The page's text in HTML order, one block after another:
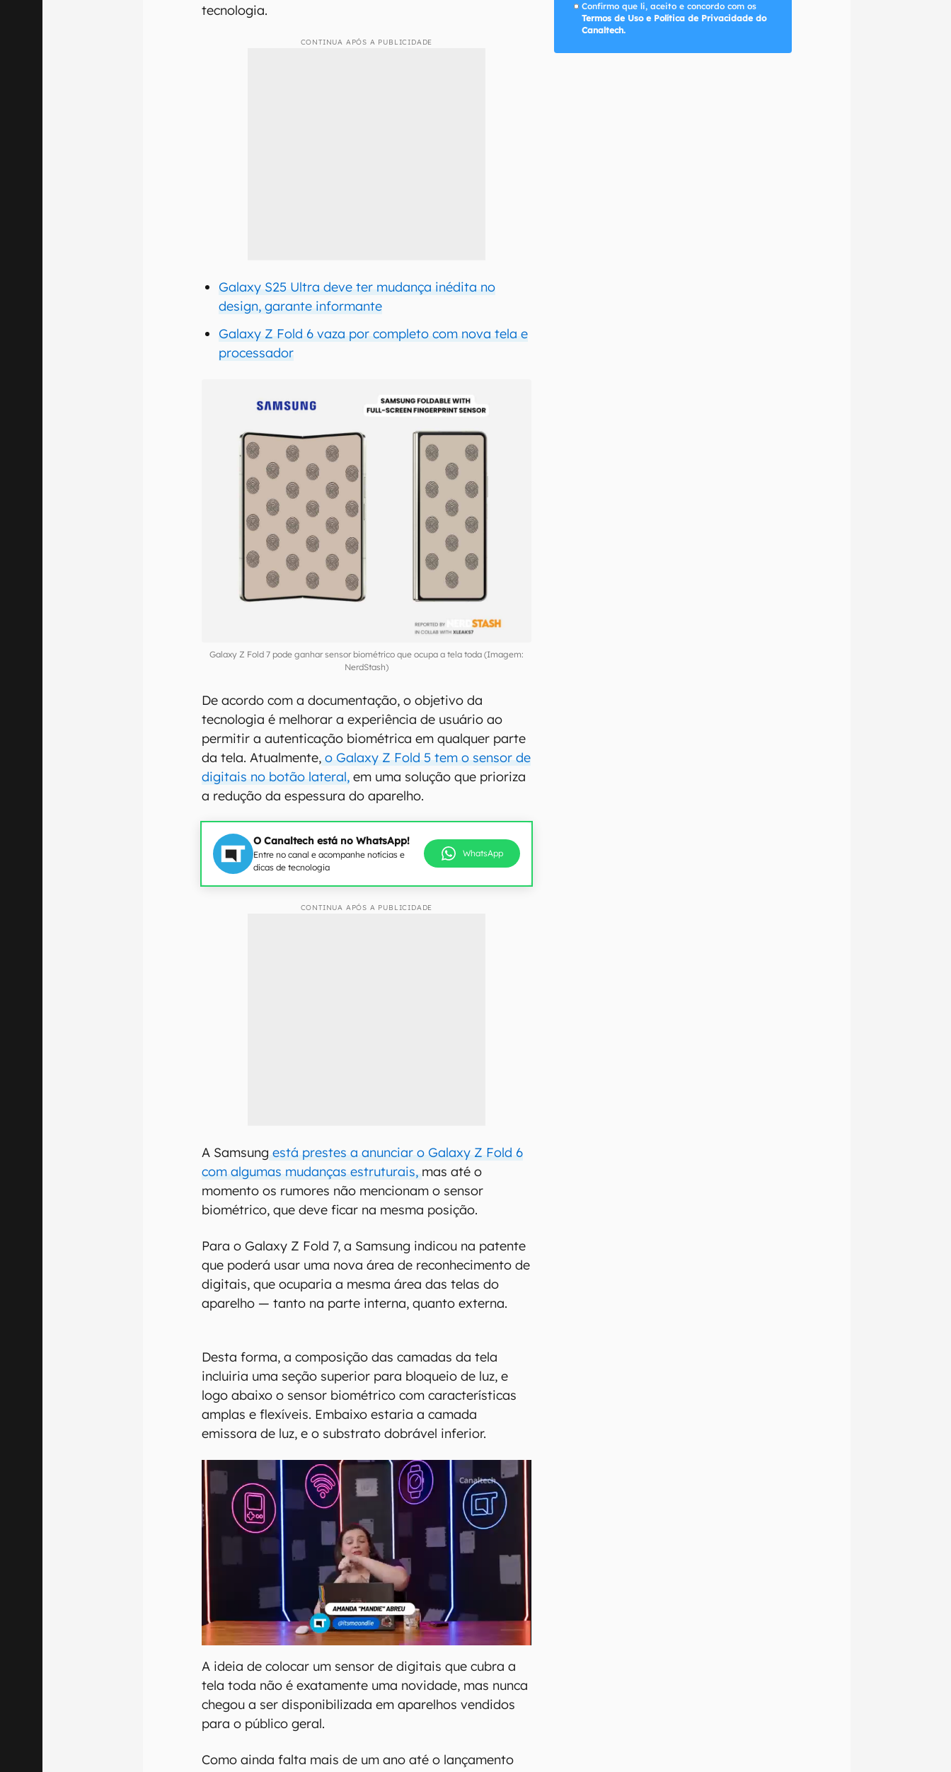
tecnologia.
CONTINUA APÓS A PUBLICIDADE
Galaxy S25 Ultra deve ter mudança inédita no
design, garante informante
Galaxy Z Fold 6 vaza por completo com nova tela e
processador
Galaxy Z Fold 7 pode ganhar sensor biométrico que ocupa a tela toda (Imagem:
NerdStash)
De acordo com a documentação, o objetivo da
tecnologia é melhorar a experiência de usuário ao
permitir a autenticação biométrica em qualquer parte
da tela. Atualmente, o Galaxy Z Fold 5 tem o sensor de
digitais no botão lateral, em uma solução que prioriza
a redução da espessura do aparelho.
O Canaltech está no WhatsApp!
Entre no canal e acompanhe notícias e
dicas de tecnologia
WhatsApp
CONTINUA APÓS A PUBLICIDADE
A Samsung está prestes a anunciar o Galaxy Z Fold 6
com algumas mudanças estruturais, mas até o
momento os rumores não mencionam o sensor
biométrico, que deve ficar na mesma posição.
Para o Galaxy Z Fold 7, a Samsung indicou na patente
que poderá usar uma nova área de reconhecimento de
digitais, que ocuparia a mesma área das telas do
aparelho — tanto na parte interna, quanto externa.
Desta forma, a composição das camadas da tela
incluiria uma seção superior para bloqueio de luz, e
logo abaixo o sensor biométrico com características
amplas e flexíveis. Embaixo estaria a camada
emissora de luz, e o substrato dobrável inferior.
A ideia de colocar um sensor de digitais que cubra a
tela toda não é exatamente uma novidade, mas nunca
chegou a ser disponibilizada em aparelhos vendidos
para o público geral.
Como ainda falta mais de um ano até o lançamento
Confirmo que li, aceito e concordo com os
Termos de Uso e Política de Privacidade do
Canaltech.